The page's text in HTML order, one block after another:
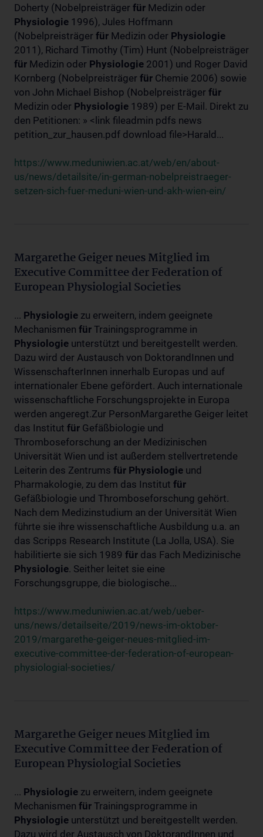
Doherty (Nobelpreisträger für Medizin oder
Physiologie 1996), Jules Hoffmann
(Nobelpreisträger für Medizin oder Physiologie
2011), Richard Timothy (Tim) Hunt (Nobelpreisträger
für Medizin oder Physiologie 2001) und Roger David
Kornberg (Nobelpreisträger für Chemie 2006) sowie
von John Michael Bishop (Nobelpreisträger für
Medizin oder Physiologie 1989) per E-Mail. Direkt zu
den Petitionen: » <link fileadmin pdfs news
petition_zur_hausen.pdf download file>Harald...
https://www.meduniwien.ac.at/web/en/about-
us/news/detailsite/in-german-nobelpreistraeger-
setzen-sich-fuer-meduni-wien-und-akh-wien-ein/
Margarethe Geiger neues Mitglied im
Executive Committee der Federation of
European Physiologial Societies
... Physiologie zu erweitern, indem geeignete
Mechanismen für Trainingsprogramme in
Physiologie unterstützt und bereitgestellt werden.
Dazu wird der Austausch von DoktorandInnen und
WissenschafterInnen innerhalb Europas und auf
internationaler Ebene gefördert. Auch internationale
wissenschaftliche Forschungsprojekte in Europa
werden angeregt.Zur PersonMargarethe Geiger leitet
das Institut für Gefäßbiologie und
Thromboseforschung an der Medizinischen
Universität Wien und ist außerdem stellvertretende
Leiterin des Zentrums für Physiologie und
Pharmakologie, zu dem das Institut für
Gefäßbiologie und Thromboseforschung gehört.
Nach dem Medizinstudium an der Universität Wien
führte sie ihre wissenschaftliche Ausbildung u.a. an
das Scripps Research Institute (La Jolla, USA). Sie
habilitierte sie sich 1989 für das Fach Medizinische
Physiologie. Seither leitet sie eine
Forschungsgruppe, die biologische...
https://www.meduniwien.ac.at/web/ueber-
uns/news/detailseite/2019/news-im-oktober-
2019/margarethe-geiger-neues-mitglied-im-
executive-committee-der-federation-of-european-
physiologial-societies/
Margarethe Geiger neues Mitglied im
Executive Committee der Federation of
European Physiologial Societies
... Physiologie zu erweitern, indem geeignete
Mechanismen für Trainingsprogramme in
Physiologie unterstützt und bereitgestellt werden.
Dazu wird der Austausch von DoktorandInnen und